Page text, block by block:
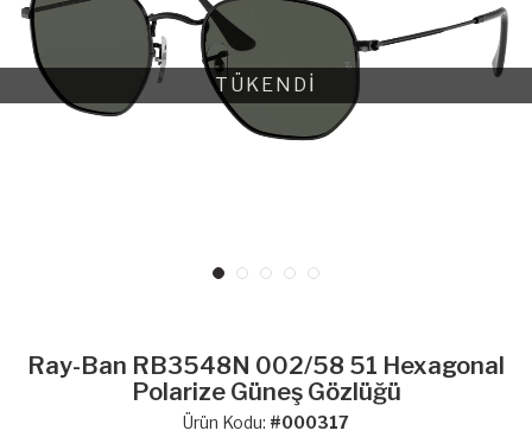
TÜKENDİ
Ray-Ban RB3548N 002/58 51 Hexagonal
Polarize Güneş Gözlüğü
Ürün Kodu: #000317